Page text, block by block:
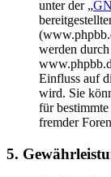
unter der „
werden
Einfluss auf
wird. Sie
für
fremder
5.